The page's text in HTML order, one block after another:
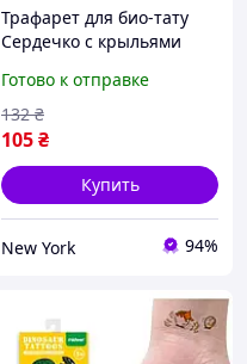
Трафарет для био-тату
Сердечко с крыльями
15х20 см newyork
Готово к отправке
105₴
132 ₴
Купить
New York 94%